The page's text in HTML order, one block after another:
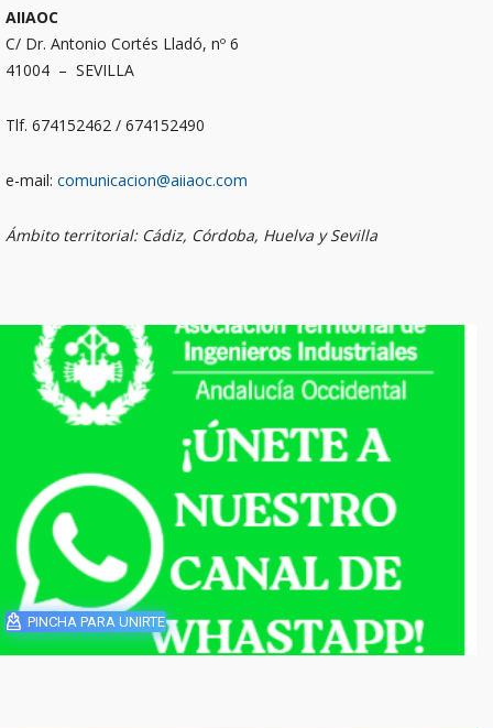
AIIAOC
C/ Dr. Antonio Cortés Lladó, nº 6
41004 – SEVILLA
Tlf. 674152462 / 674152490
e-mail: comunicacion@aiiaoc.com
Ámbito territorial: Cádiz, Córdoba, Huelva y Sevilla
PINCHA PARA UNIRTE